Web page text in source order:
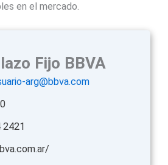
en el mercado.
Fijo BBVA
arg@bbva.com
2421